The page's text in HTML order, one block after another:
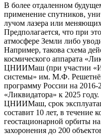
В более отдаленном
применение спутников,
лучом лазера или
Предполагается, что при
атмосфере Земли либо
Например, такова схема
космического аппарата
ЦНИИМаш (при участии
системы» им. М.Ф.
программу России на 2016-
«Ликвидатора» к 2025
ЦНИИМаш, срок
составит 10 лет, в течение
геостационарной орбиты
захоронения до 200